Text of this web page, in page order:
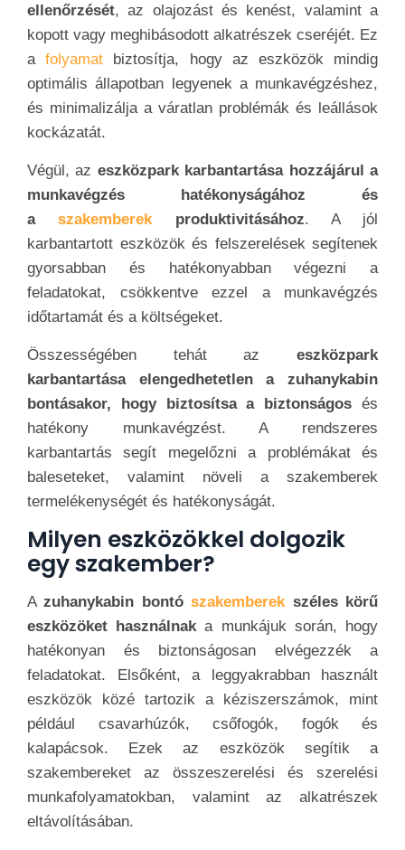
ellenőrzését, az olajozást és kenést, valamint a
kopott vagy meghibásodott alkatrészek cseréjét. Ez
afolyamat biztosítja, hogy az eszközök mindig
optimális állapotban legyenek a munkavégzéshez,
és minimalizálja a váratlan problémák és leállások
kockázatát.
Végül, az eszközpark karbantartása hozzájárul a
munkavégzés hatékonyságához és
aszakemberek produktivitásához. A jól
karbantartott eszközök és felszerelések segítenek
gyorsabban és hatékonyabban végezni a
feladatokat, csökkentve ezzel a munkavégzés
időtartamát és a költségeket.
Összességében tehát az eszközpark
karbantartása elengedhetetlen a zuhanykabin
bontásakor, hogy biztosítsa a biztonságos és
hatékony munkavégzést. A rendszeres
karbantartás segít megelőzni a problémákat és
baleseteket, valamint növeli a szakemberek
termelékenységét és hatékonyságát.
Milyen eszközökkel dolgozik
egy szakember?
Azuhanykabin bontószakemberek széles körű
eszközöket használnaka munkájuk során, hogy
hatékonyan és biztonságosan elvégezzék a
feladatokat. Elsőként, a leggyakrabban használt
eszközök közé tartozik a kéziszerszámok, mint
például csavarhúzók, csőfogók, fogók és
kalapácsok. Ezek az eszközök segítik a
szakembereket az összeszerelési és szerelési
munkafolyamatokban, valamint az alkatrészek
eltávolításában.